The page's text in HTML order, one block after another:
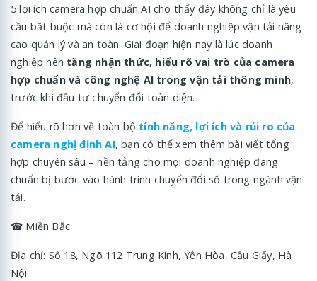
5 lợi ích camera hợp chuẩn AI cho thấy đây không chỉ là yêu
cầu bắt buộc mà còn là cơ hội để doanh nghiệp vận tải nâng
cao quản lý và an toàn. Giai đoạn hiện nay là lúc doanh
nghiệp nên tăng nhận thức, hiểu rõ vai trò của camera
hợp chuẩn và công nghệ AI trong vận tải thông minh,
trước khi đầu tư chuyển đổi toàn diện.
Để hiểu rõ hơn về toàn bộ tính năng, lợi ích và rủi ro của
camera nghị định AI, bạn có thể xem thêm bài viết tổng
hợp chuyên sâu – nền tảng cho mọi doanh nghiệp đang
chuẩn bị bước vào hành trình chuyển đổi số trong ngành vận
tải.
☎ Miền Bắc
Địa chỉ: Số 18, Ngõ 112 Trung Kính, Yên Hòa, Cầu Giấy, Hà
Nội